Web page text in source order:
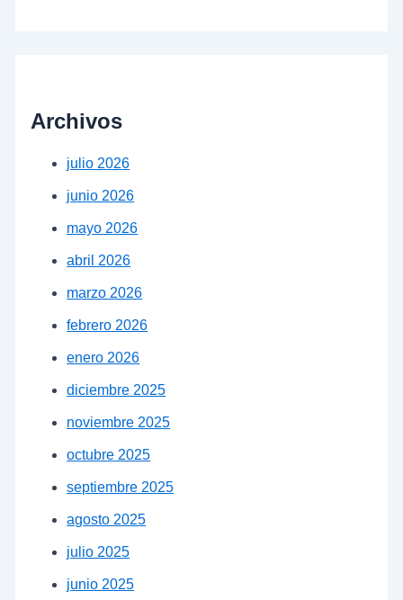
Archivos
julio 2026
junio 2026
mayo 2026
abril 2026
marzo 2026
febrero 2026
enero 2026
diciembre 2025
noviembre 2025
octubre 2025
septiembre 2025
agosto 2025
julio 2025
junio 2025